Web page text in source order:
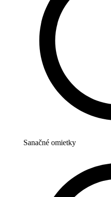
Sanačné omietky